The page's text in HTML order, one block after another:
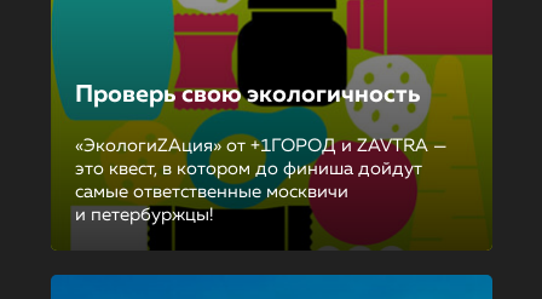
Проверь свою экологичность
«ЭкологиZAция» от +1ГОРОД и ZAVTRA —
это квест, в котором до финиша дойдут
самые ответственные москвичи
и петербуржцы!